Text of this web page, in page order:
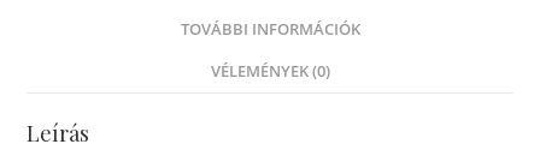
TOVÁBBI INFORMÁCIÓK
VÉLEMÉNYEK (0)
Leírás